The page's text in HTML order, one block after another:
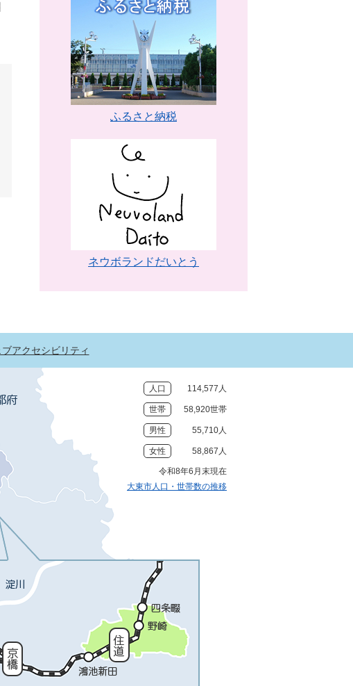
ふるさと納税
ネウボランドだいとう
ブアクセシビリティ
人口 114,577人
世帯 58,920世帯
男性 55,710人
女性 58,867人
令和8年6月末現在
大東市人口・世帯数の推移